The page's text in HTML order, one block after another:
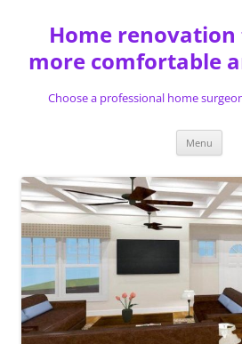
contentHome
more comfortable
Choose a professional home
Menu